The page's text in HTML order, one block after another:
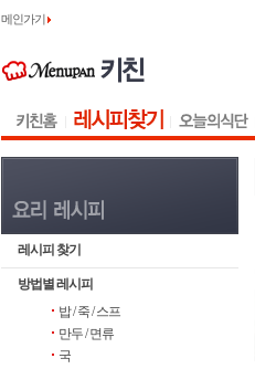
메인가기
레시피 찾기
방법별 레시피
밥 / 죽 / 스프
만두 / 면류
국